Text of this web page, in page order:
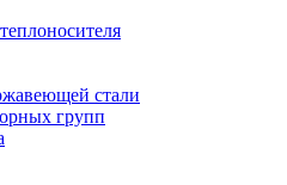
стали
групп